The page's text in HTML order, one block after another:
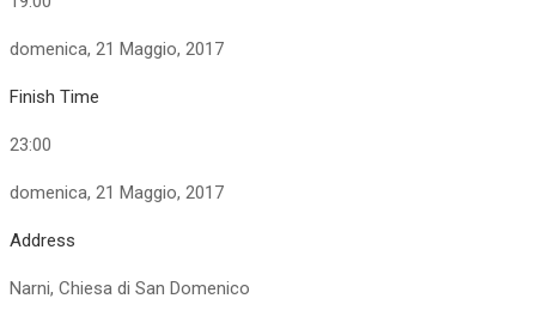
domenica, 21 Maggio, 2017
Finish Time
23:00
domenica, 21 Maggio, 2017
Address
Narni, Chiesa di San Domenico